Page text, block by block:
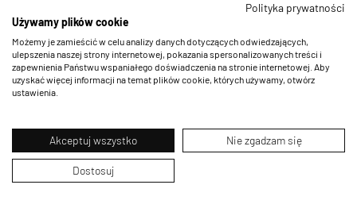
BMX 1R8
Polityka prywatności
Używamy plików cookie
Możemy je zamieścić w celu analizy danych dotyczących odwiedzających,
ulepszenia naszej strony internetowej, pokazania spersonalizowanych treści i
zapewnienia Państwu wspaniałego doświadczenia na stronie internetowej. Aby
uzyskać więcej informacji na temat plików cookie, których używamy, otwórz
ustawienia.
Akceptuj wszystko Nie zgadzam się
Dostosuj